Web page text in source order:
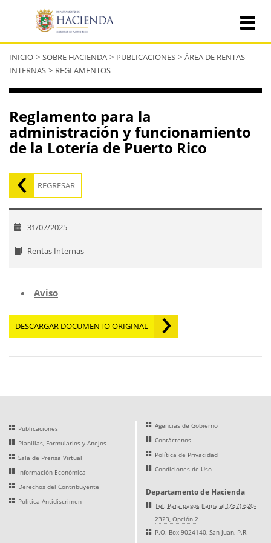
encuentra
usted
aquí
INICIO > SOBRE HACIENDA > PUBLICACIONES > ÁREA DE RENTAS
INTERNAS > REGLAMENTOS
Reglamento para la
administración y funcionamiento
de la Lotería de Puerto Rico
REGRESAR
31/07/2025
Rentas Internas
Aviso
DESCARGAR DOCUMENTO ORIGINAL
Publicaciones
Planillas, Formularios y Anejos
Sala de Prensa Virtual
Información Económica
Derechos del Contribuyente
Política Antidiscrimen
Agencias de Gobierno
Contáctenos
Política de Privacidad
Condiciones de Uso
Departamento de Hacienda
Tel: Para pagos llama al (787) 620-
2323, Opción 2
P.O. Box 9024140, San Juan, P.R.